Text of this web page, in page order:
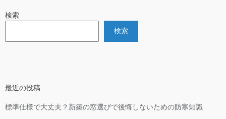
検索
検索
最近の投稿
標準仕様で大丈夫？新築の窓選びで後悔しないための防寒知識